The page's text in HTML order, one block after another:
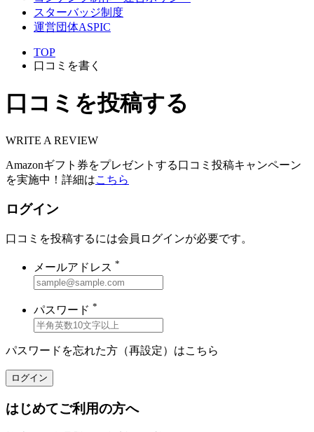
スターバッジ制度
運営団体ASPIC
TOP
口コミを書く
口コミを投稿する
WRITE A REVIEW
Amazonギフト券をプレゼントする口コミ投稿キャンペーン
を実施中！詳細はこちら
ログイン
口コミを投稿するには会員ログインが必要です。
メールアドレス *
パスワード *
パスワードを忘れた方（再設定）はこちら
ログイン
はじめてご利用の方へ